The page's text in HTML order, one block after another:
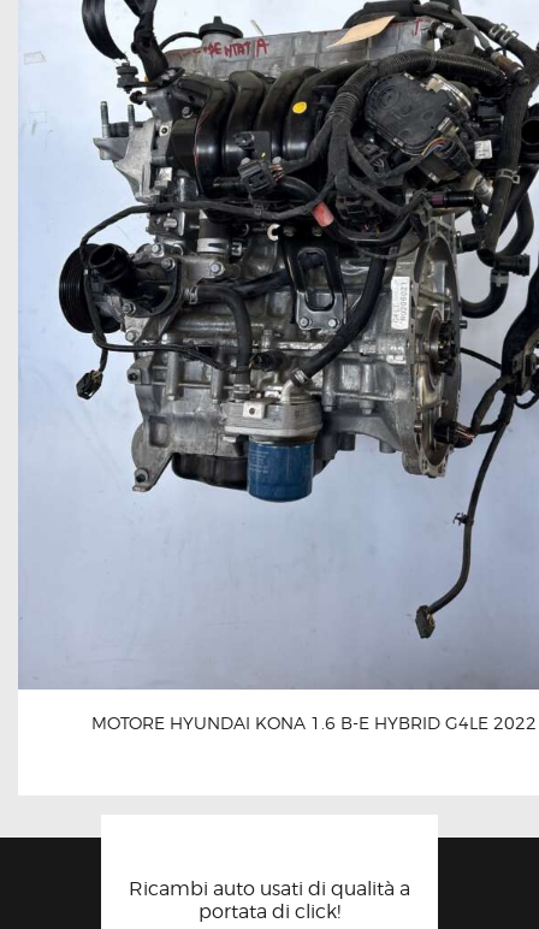
MOTORE HYUNDAI KONA 1.6 B-E HYBRID G4LE
Ricambi auto usati di qualità a
portata di click!